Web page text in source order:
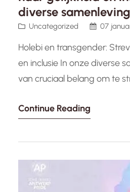
diverse samenleving
Uncategorized 07
Holebi en transgender:
en inclusie In onze diverse
van cruciaal belang om te
ongeacht hun seksuele
gebruikt om te verwijzen
Daarnaast hebben we ook
Continue Reading